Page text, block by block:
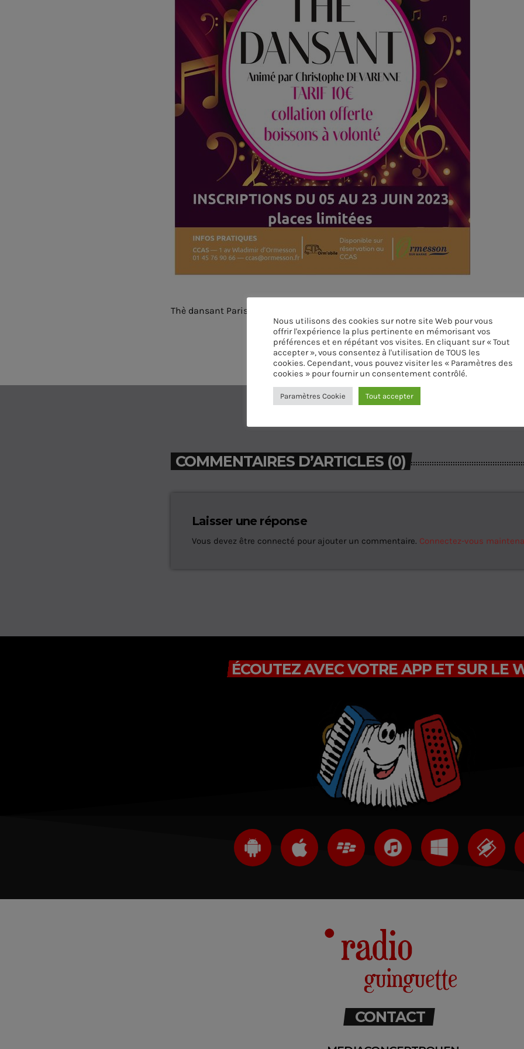
Thè dansant Paris en juillet 2023
COMMENTAIRES D’ARTICLES (0)
Laisser une réponse
Vous devez être connecté pour ajouter un commentaire. Connectez-vous
ÉCOUTEZ AVEC VOTRE APP ET SUR LE
CONTACT
Nous utilisons des cookies sur notre site Web pour vous
offrir l'expérience la plus pertinente en mémorisant vos
préférences et en répétant vos visites. En cliquant sur « Tout
accepter », vous consentez à l'utilisation de TOUS les
cookies. Cependant, vous pouvez visiter les « Paramètres des
cookies » pour fournir un consentement contrôlé.
Paramètres Cookie Tout accepter